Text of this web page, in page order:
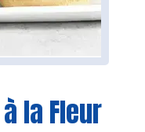
la Fleur